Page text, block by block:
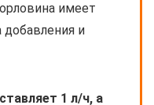
имеет
и
1 л/ч, а